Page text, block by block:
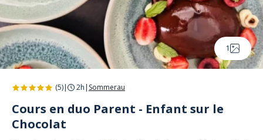
1
(5)| 2h | Sommerau
Cours en duo Parent - Enfant sur le
Chocolat